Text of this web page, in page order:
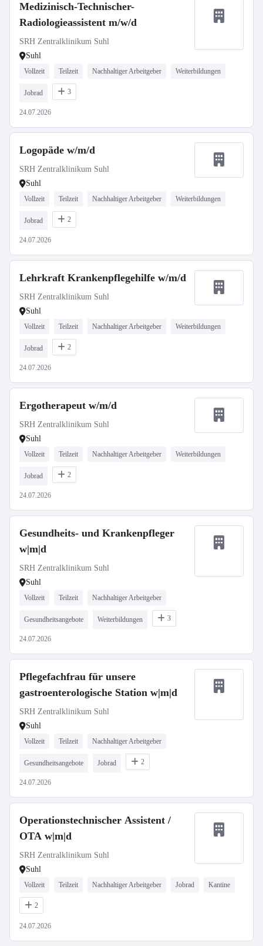
Medizinisch-Technischer-
Radiologieassistent m/w/d
SRH Zentralklinikum Suhl
Suhl
Vollzeit Teilzeit Nachhaltiger Arbeitgeber Weiterbildungen
Jobrad 3
24.07.2026
Logopäde w/m/d
SRH Zentralklinikum Suhl
Suhl
Vollzeit Teilzeit Nachhaltiger Arbeitgeber Weiterbildungen
Jobrad 2
24.07.2026
Lehrkraft Krankenpflegehilfe w/m/d
SRH Zentralklinikum Suhl
Suhl
Vollzeit Teilzeit Nachhaltiger Arbeitgeber Weiterbildungen
Jobrad 2
24.07.2026
Ergotherapeut w/m/d
SRH Zentralklinikum Suhl
Suhl
Vollzeit Teilzeit Nachhaltiger Arbeitgeber Weiterbildungen
Jobrad 2
24.07.2026
Gesundheits- und Krankenpfleger
w|m|d
SRH Zentralklinikum Suhl
Suhl
Vollzeit Teilzeit Nachhaltiger Arbeitgeber
Gesundheitsangebote Weiterbildungen 3
24.07.2026
Pflegefachfrau für unsere
gastroenterologische Station w|m|d
SRH Zentralklinikum Suhl
Suhl
Vollzeit Teilzeit Nachhaltiger Arbeitgeber
Gesundheitsangebote Jobrad 2
24.07.2026
Operationstechnischer Assistent /
OTA w|m|d
SRH Zentralklinikum Suhl
Suhl
Vollzeit Teilzeit Nachhaltiger Arbeitgeber Jobrad Kantine
2
24.07.2026